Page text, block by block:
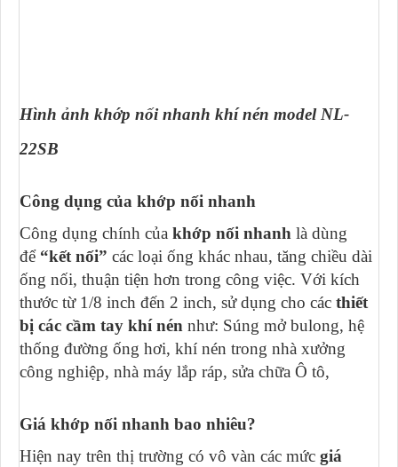
Hình ảnh khớp nối nhanh khí nén model NL-
22SB
Công dụng của khớp nối nhanh
Công dụng chính của khớp nối nhanh là dùng
để“kết nối” các loại ống khác nhau, tăng chiều dài
ống nối, thuận tiện hơn trong công việc. Với kích
thước từ 1/8 inch đến 2 inch, sử dụng cho các thiết
bị các cầm tay khí nén như: Súng mở bulong, hệ
thống đường ống hơi, khí nén trong nhà xưởng
công nghiệp, nhà máy lắp ráp, sửa chữa Ô tô,
Giá khớp nối nhanh bao nhiêu?
Hiện nay trên thị trường có vô vàn các mức giá